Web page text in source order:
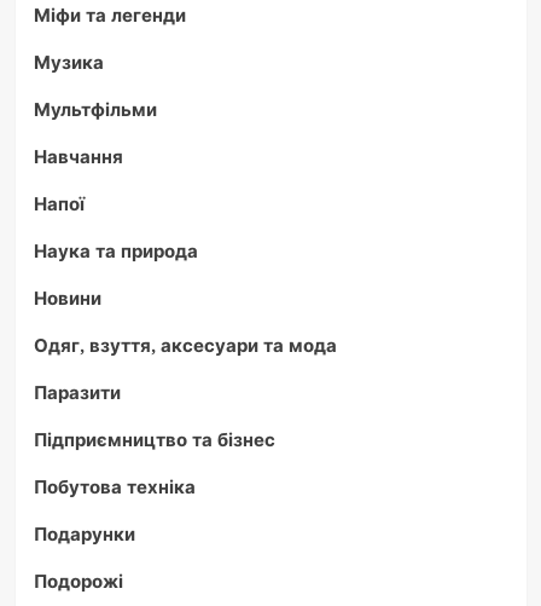
Міфи та легенди
Музика
Мультфільми
Навчання
Напої
Наука та природа
Новини
Одяг, взуття, аксесуари та мода
Паразити
Підприємництво та бізнес
Побутова техніка
Подарунки
Подорожі